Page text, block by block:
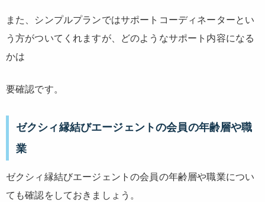
また、シンプルプランではサポートコーディネーターとい
う方がついてくれますが、どのようなサポート内容になる
かは
要確認です。
ゼクシィ縁結びエージェントの会員の年齢層や職
業
ゼクシィ縁結びエージェントの会員の年齢層や職業につい
ても確認をしておきましょう。